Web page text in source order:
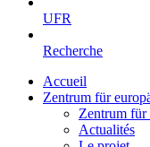
UFR
Recherche
Accueil
Zentrum für
Zentrum für
Actualités